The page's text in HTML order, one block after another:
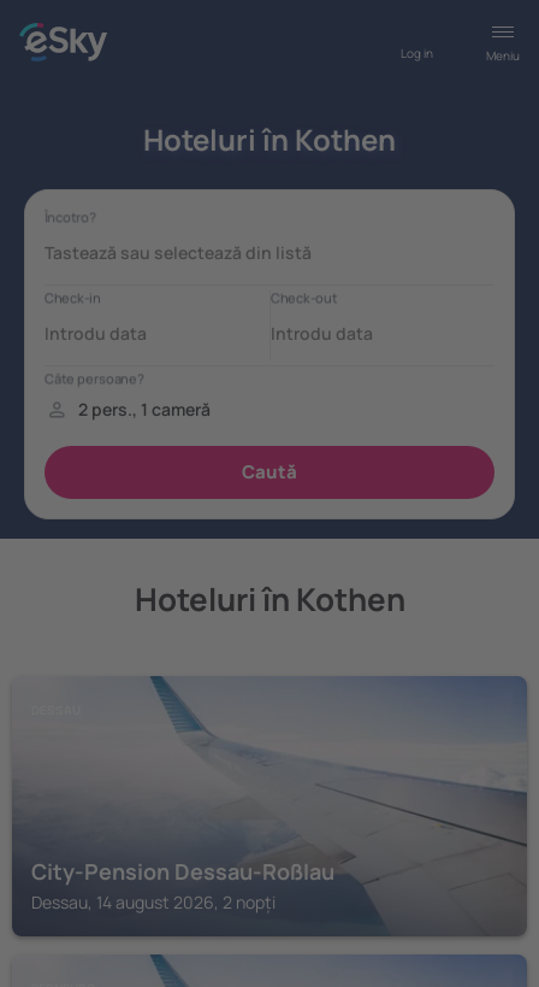
Meniu
Log in
Hoteluri în Kothen
Hoteluri în Kothen
City-Pension Dessau-Roßlau
Dessau, 14 august 2026, 2 nopți